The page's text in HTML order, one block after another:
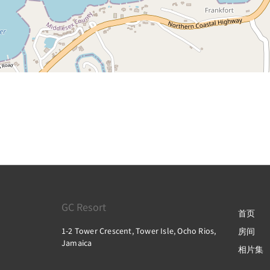
GC Resort
1-2 Tower Crescent, Tower Isle, Ocho Rios,
Jamaica
首页
房间
相片集